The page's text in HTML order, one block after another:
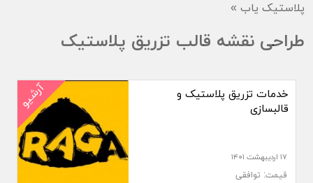
پلاستیک یاب »
طراحی نقشه قالب تزریق پلاستیک
آرشیو
خدمات تزریق پلاستیک و
قالبسازی
۱۷ اردیبهشت ۱۴۰۱
قیمت: توافقی